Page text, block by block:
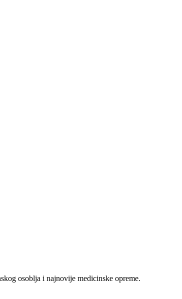
osoblja i najnovije medicinske opreme.